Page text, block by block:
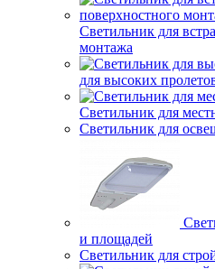
Светильник для
монтажа
для высоких
Светильник для
Светильник для
и площадей
Светильник для